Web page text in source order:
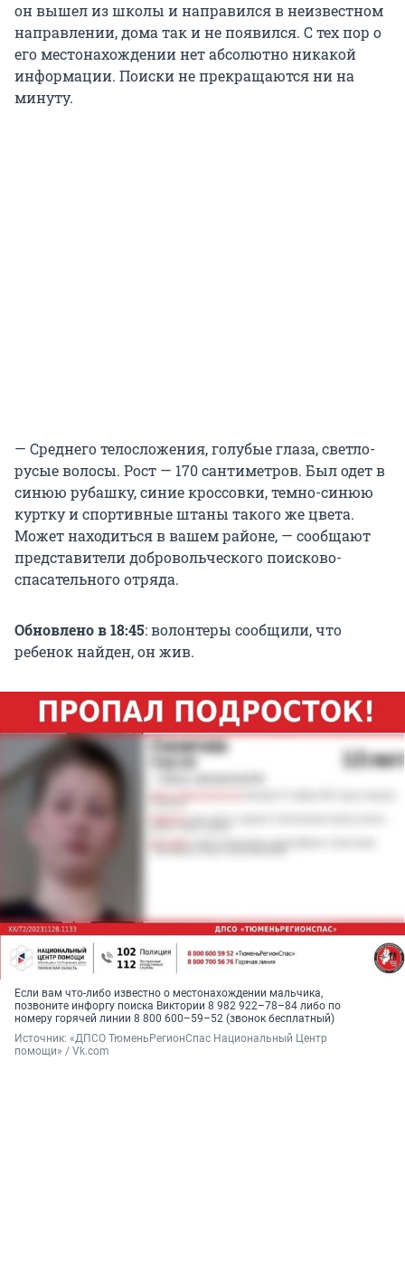
он вышел из школы и направился в неизвестном
направлении, дома так и не появился. С тех пор о
его местонахождении нет абсолютно никакой
информации. Поиски не прекращаются ни на
минуту.
— Среднего телосложения, голубые глаза, светло-
русые волосы. Рост — 170 сантиметров. Был одет в
синюю рубашку, синие кроссовки, темно-синюю
куртку и спортивные штаны такого же цвета.
Может находиться в вашем районе, — сообщают
представители добровольческого поисково-
спасательного отряда.
Обновлено в 18:45: волонтеры сообщили, что
ребенок найден, он жив.
Если вам что-либо известно о местонахождении мальчика,
позвоните инфоргу поиска Виктории 8 982 922–78–84 либо по
номеру горячей линии 8 800 600–59–52 (звонок бесплатный)
Источник: «ДПСО ТюменьРегионСпас Национальный Центр
помощи» / Vk.com